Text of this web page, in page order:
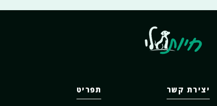
יצירת קשר תפריט